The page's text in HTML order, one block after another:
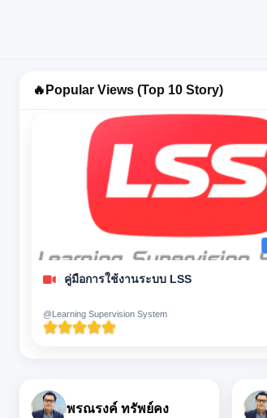
🔥 Popular Views (Top 10 Story)
คู่มือการใช้งานระบบ LSS
@Learning Supervision System
สุทธิ สุวรรณปาล